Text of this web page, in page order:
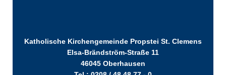
Katholische Kirchengemeinde Propstei St. Clemens
Elsa-Brändström-Straße 11
46045 Oberhausen